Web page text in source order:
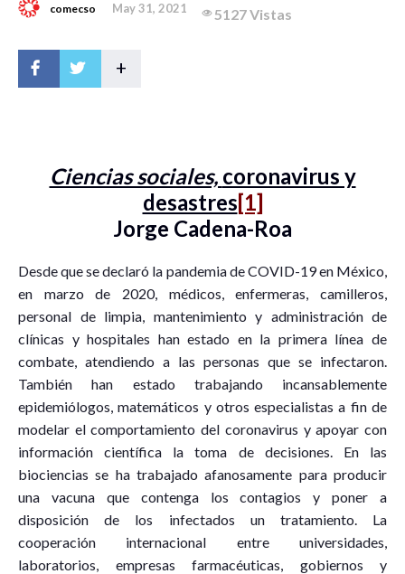
comecso May 31, 2021 5127 Vistas
+
Ciencias sociales, coronavirus y
desastres[1]
Jorge Cadena-Roa
Desde que se declaró la pandemia de COVID-19 en México,
en marzo de 2020, médicos, enfermeras, camilleros,
personal de limpia, mantenimiento y administración de
clínicas y hospitales han estado en la primera línea de
combate, atendiendo a las personas que se infectaron.
También han estado trabajando incansablemente
epidemiólogos, matemáticos y otros especialistas a fin de
modelar el comportamiento del coronavirus y apoyar con
información científica la toma de decisiones. En las
biociencias se ha trabajado afanosamente para producir
una vacuna que contenga los contagios y poner a
disposición de los infectados un tratamiento. La
cooperación internacional entre universidades,
laboratorios, empresas farmacéuticas, gobiernos y